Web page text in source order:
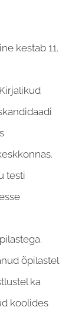
kestab 11.
testi
õpilastel
ka
koolides